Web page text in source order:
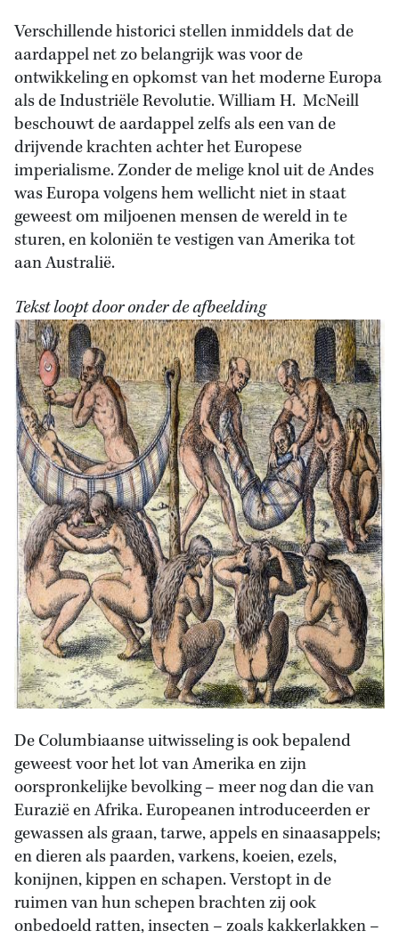
Verschillende historici stellen inmiddels dat de
aardappel net zo belangrijk was voor de
ontwikkeling en opkomst van het moderne Europa
als de Industriële Revolutie. William H. McNeill
beschouwt de aardappel zelfs als een van de
drijvende krachten achter het Europese
imperialisme. Zonder de melige knol uit de Andes
was Europa volgens hem wellicht niet in staat
geweest om miljoenen mensen de wereld in te
sturen, en koloniën te vestigen van Amerika tot
aan Australië.
Tekst loopt door onder de afbeelding
De Columbiaanse uitwisseling is ook bepalend
geweest voor het lot van Amerika en zijn
oorspronkelijke bevolking – meer nog dan die van
Eurazië en Afrika. Europeanen introduceerden er
gewassen als graan, tarwe, appels en sinaasappels;
en dieren als paarden, varkens, koeien, ezels,
konijnen, kippen en schapen. Verstopt in de
ruimen van hun schepen brachten zij ook
onbedoeld ratten, insecten – zoals kakkerlakken –